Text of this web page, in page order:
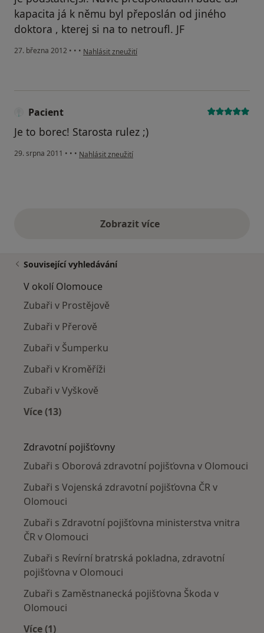
kapacita já k němu byl přeposlán od jiného
doktora , kterej si na to netroufl. JF
27. března 2012 • • • podle názoru uživatele Váš účet byl odstraněn
Nahlásit zneužití
Pacient
Je to borec! Starosta rulez ;)
29. srpna 2011 • • • podle názoru uživatele Pacient
Nahlásit zneužití
Zobrazit vícevýše uvedené názory
Související vyhledávání
V okolí Olomouce
Zubaři v Prostějově
Zubaři v Přerově
Zubaři v Šumperku
Zubaři v Kroměříži
Zubaři v Vyškově
Více (13)
Zdravotní pojišťovny
Zubaři s Oborová zdravotní pojišťovna v Olomouci
Zubaři s Vojenská zdravotní pojišťovna ČR v
Olomouci
Zubaři s Zdravotní pojišťovna ministerstva vnitra
ČR v Olomouci
Zubaři s Revírní bratrská pokladna, zdravotní
pojišťovna v Olomouci
Zubaři s Zaměstnanecká pojišťovna Škoda v
Olomouci
Více (1)